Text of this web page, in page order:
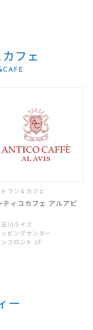
フェ
トラン＆カフェ
ティコカフェ アルアビ
川ライズ
ピングセンター
タウンフロント 1F
ー